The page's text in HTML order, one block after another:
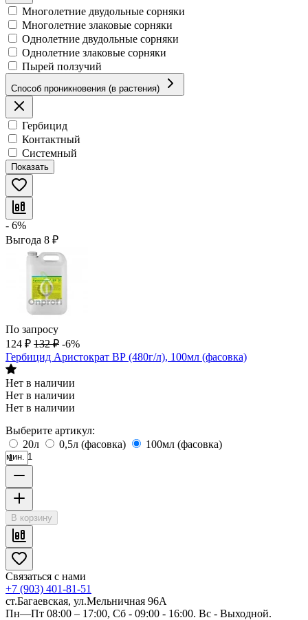
Многолетние двудольные сорняки
Многолетние злаковые сорняки
Однолетние двудольные сорняки
Однолетние злаковые сорняки
Пырей ползучий
Способ проникновения (в растения)
Гербицид
Контактный
Системный
Показать
- 6%
Выгода 8 ₽
По запросу
124 ₽ 132 ₽ -6%
Гербицид Аристократ ВР (480г/л), 100мл (фасовка)
Нет в наличии
Нет в наличии
Нет в наличии
Выберите артикул:
20л
0,5л (фасовка) 100мл (фасовка)
мин. 1
В корзину
Связаться с нами
+7 (903) 401-81-51
ст.Багаевская, ул.Мельничная 96А
Пн—Пт 08:00 – 17:00, Сб - 09:00 - 16:00. Вс - Выходной.